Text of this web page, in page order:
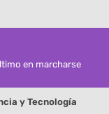
en marcharse
y Tecnología